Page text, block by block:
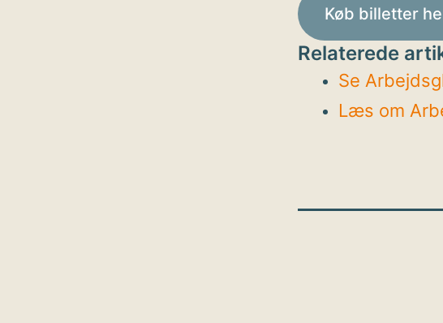
Køb billetter
Relaterede
Se
Læs om